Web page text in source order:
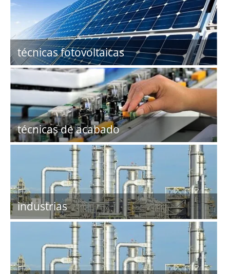
técnicas fotovoltaicas
técnicas de acabado
industrias